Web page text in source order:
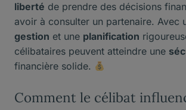
liberté de prendre des décisions
avoir à consulter un partenaire. Avec
gestion et une planification
célibataires peuvent atteindre une
financière solide.
Comment le célibat